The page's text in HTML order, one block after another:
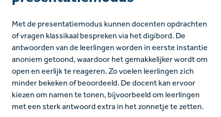
Met de presentatiemodus kunnen docenten opdrachten
of vragen klassikaal bespreken via het digibord. De
antwoorden van de leerlingen worden in eerste instantie
anoniem getoond, waardoor het gemakkelijker wordt om
open en eerlijk te reageren. Zo voelen leerlingen zich
minder bekeken of beoordeeld. De docent kan ervoor
kiezen om namen te tonen, bijvoorbeeld om leerlingen
met een sterk antwoord extra in het zonnetje te zetten.